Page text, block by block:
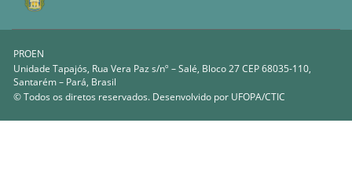
PROEN
Unidade Tapajós, Rua Vera Paz s/nº – Salé, Bloco 27 CEP 68035-110,
Santarém – Pará, Brasil
© Todos os diretos reservados. Desenvolvido por UFOPA/CTIC